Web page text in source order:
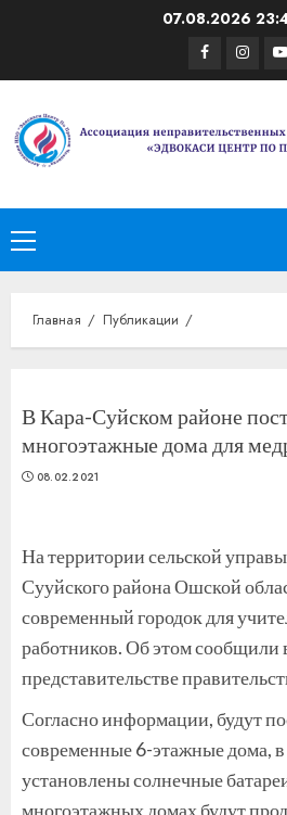
07.08.2026
Facebook
Основное
меню
Главная Публикации
В Кара-Суйском районе
многоэтажные дома для
08.02.2021
На территории сельской
Сууйского района Ошской
современный городок для
работников. Об этом
представительстве
Согласно информации, будут
современные 6-этажные дома, в
установлены солнечные
многоэтажных домах будут